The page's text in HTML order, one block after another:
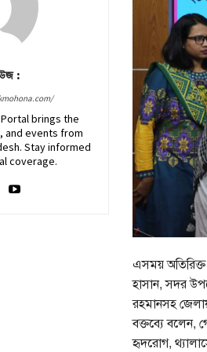
:
brings the
and events from
Stay informed
coverage.
এসময়
হাসান, সদর
রহমানসহ
বক্তব্যে বলেন,
হৃদরোগ,